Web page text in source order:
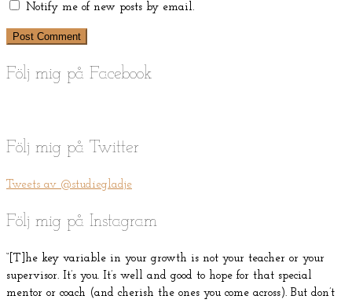
Notify me of new posts by email.
Följ mig på Facebook
Följ mig på Twitter
Tweets av @studiegladje
Följ mig på Instagram
“[T]he key variable in your growth is not your teacher or your
supervisor. It’s you. It’s well and good to hope for that special
mentor or coach (and cherish the ones you come across). But don’t